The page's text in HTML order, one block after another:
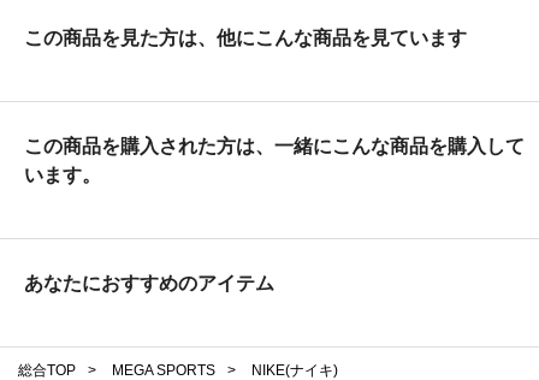
この商品を見た方は、他にこんな商品を見ています
この商品を購入された方は、一緒にこんな商品を購入して
います。
あなたにおすすめのアイテム
総合TOP > MEGA SPORTS >
NIKE(ナイキ)